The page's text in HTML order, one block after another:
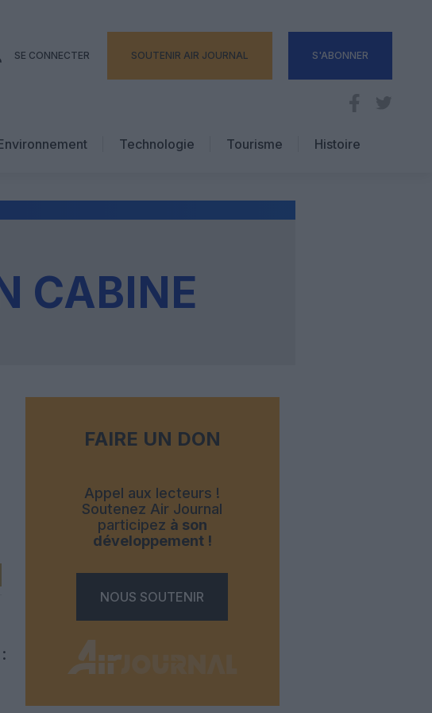
SE CONNECTER SOUTENIR AIR JOURNAL S'ABONNER
Technologie
Tourisme
Hôtellerie
Histoire
CABINE
FAIRE UN DON
Appel aux lecteurs !
Soutenez Air Journal
participez à son
développement !
NOUS SOUTENIR